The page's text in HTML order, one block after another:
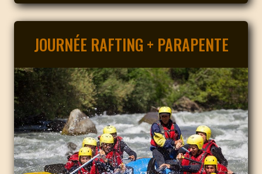
JOURNÉE RAFTING + PARAPENTE